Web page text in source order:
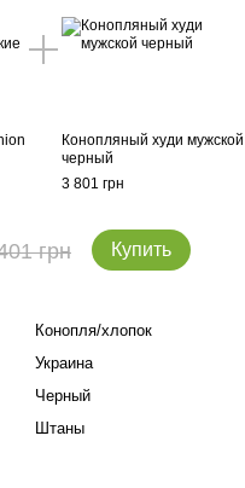
Конопляный худи мужской
черный
3 801 грн
грн
Купить
Конопля/хлопок
Украина
Черный
Штаны